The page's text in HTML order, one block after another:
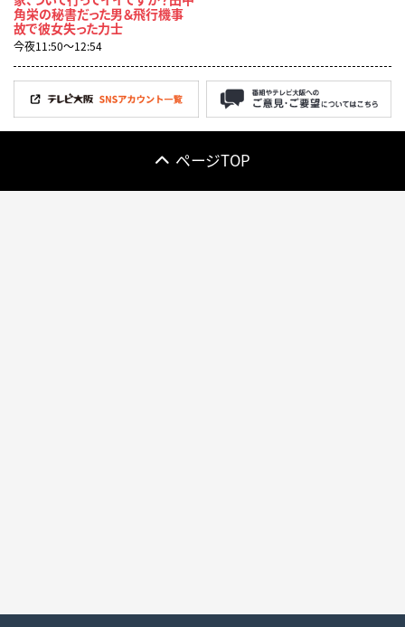
角栄の秘書だった男＆飛行機事
故で彼女失った力士
今夜11:50〜12:54
ページTOP